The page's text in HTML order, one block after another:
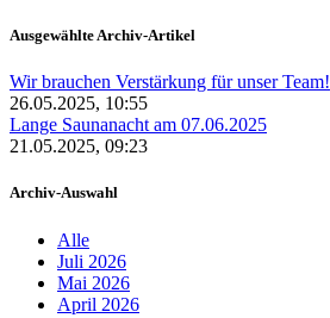
Ausgewählte Archiv-Artikel
Wir brauchen Verstärkung für unser Team!
26.05.2025, 10:55
Lange Saunanacht am 07.06.2025
21.05.2025, 09:23
Archiv-Auswahl
Alle
Juli 2026
Mai 2026
April 2026